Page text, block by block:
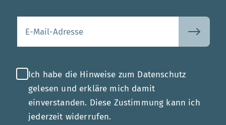
Ich habe die Hinweise zum Datenschutz
gelesen und erkläre mich damit
einverstanden. Diese Zustimmung kann ich
jederzeit widerrufen.